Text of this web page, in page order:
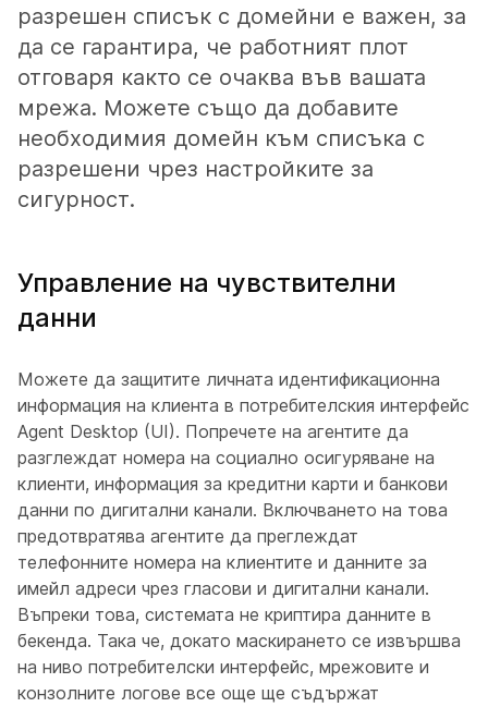
разрешен списък с домейни е важен, за
да се гарантира, че работният плот
отговаря както се очаква във вашата
мрежа. Можете също да добавите
необходимия домейн към списъка с
разрешени чрез настройките за
сигурност.
Управление на чувствителни
данни
Можете да защитите личната идентификационна
информация на клиента в потребителския интерфейс
Agent Desktop (UI). Попречете на агентите да
разглеждат номера на социално осигуряване на
клиенти, информация за кредитни карти и банкови
данни по дигитални канали. Включването на това
предотвратява агентите да преглеждат
телефонните номера на клиентите и данните за
имейл адреси чрез гласови и дигитални канали.
Въпреки това, системата не криптира данните в
бекенда. Така че, докато маскирането се извършва
на ниво потребителски интерфейс, мрежовите и
конзолните логове все още ще съдържат